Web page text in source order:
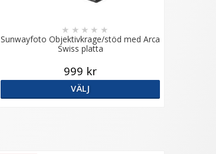
Sunwayfoto Objektivkrage/stöd med Arca
Swiss platta
★ ★ ★ ★ ★
999 kr
VÄLJ